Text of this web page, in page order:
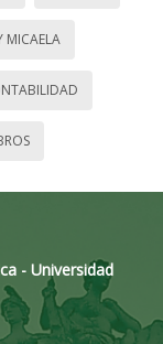
MICAELA
- Universidad